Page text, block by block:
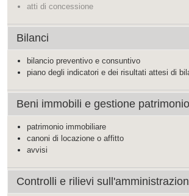
atti di concessione
Bilanci
bilancio preventivo e consuntivo
piano degli indicatori e dei risultati attesi di
Beni immobili e gestione patrimonio
patrimonio immobiliare
canoni di locazione o affitto
avvisi
Controlli e rilievi